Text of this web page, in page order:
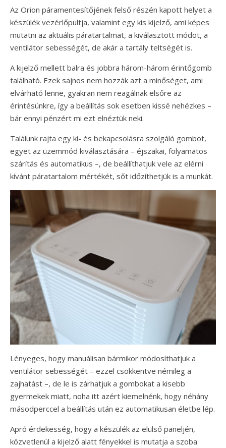
Az Orion páramentesítőjének felső részén kapott helyet a
készülék vezérlőpultja, valamint egy kis kijelző, ami képes
mutatni az aktuális páratartalmat, a kiválasztott módot, a
ventilátor sebességét, de akár a tartály teltségét is.
A kijelző mellett balra és jobbra három-három érintőgomb
található. Ezek sajnos nem hozzák azt a minőséget, ami
elvárható lenne, gyakran nem reagálnak elsőre az
érintésünkre, így a beállítás sok esetben kissé nehézkes –
bár ennyi pénzért mi ezt elnéztük neki.
Találunk rajta egy ki- és bekapcsolásra szolgáló gombot,
egyet az üzemmód kiválasztására – éjszakai, folyamatos
szárítás és automatikus –, de beállíthatjuk vele az elérni
kívánt páratartalom mértékét, sőt időzíthetjük is a munkát.
Lényeges, hogy manuálisan bármikor módosíthatjuk a
ventilátor sebességét – ezzel csökkentve némileg a
zajhatást –, de le is zárhatjuk a gombokat a kisebb
gyermekek miatt, noha itt azért kiemelnénk, hogy néhány
másodperccel a beállítás után ez automatikusan életbe lép.
Apró érdekesség, hogy a készülék az elülső paneljén,
közvetlenül a kijelző alatt fényekkel is mutatja a szoba